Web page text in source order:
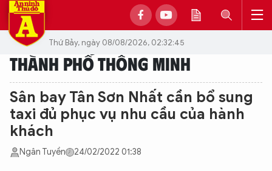
Thứ Bảy, ngày 08/08/2026, 02:32:45
THÀNH PHỐ THÔNG MINH
Sân bay Tân Sơn Nhất cần bổ sung
taxi đủ phục vụ nhu cầu của hành
khách
Ngân Tuyền 24/02/2022 01:38